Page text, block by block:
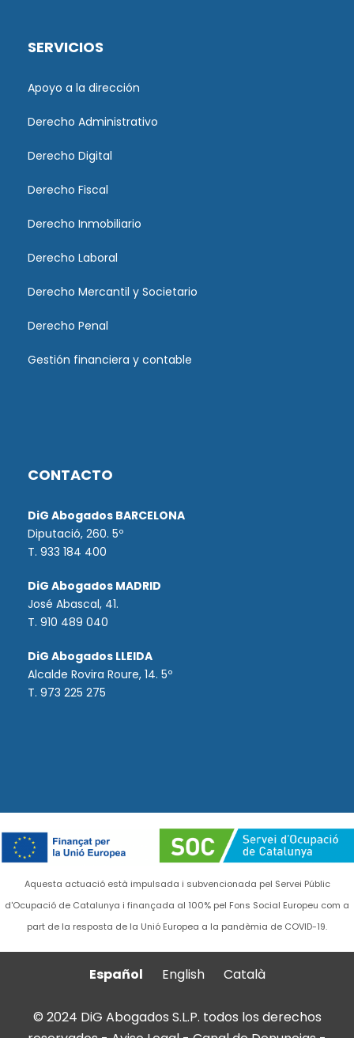
SERVICIOS
Apoyo a la dirección
Derecho Administrativo
Derecho Digital
Derecho Fiscal
Derecho Inmobiliario
Derecho Laboral
Derecho Mercantil y Societario
Derecho Penal
Gestión financiera y contable
CONTACTO
DiG Abogados BARCELONA
Diputació, 260. 5º
T. 933 184 400
DiG Abogados MADRID
José Abascal, 41.
T. 910 489 040
DiG Abogados LLEIDA
Alcalde Rovira Roure, 14. 5º
T. 973 225 275
Aquesta actuació està impulsada i subvencionada pel Servei Públic
d'Ocupació de Catalunya i finançada al 100% pel Fons Social Europeu com a
part de la resposta de la Unió Europea a la pandèmia de COVID-19.
Español English Català
© 2024 DiG Abogados S.L.P. todos los derechos